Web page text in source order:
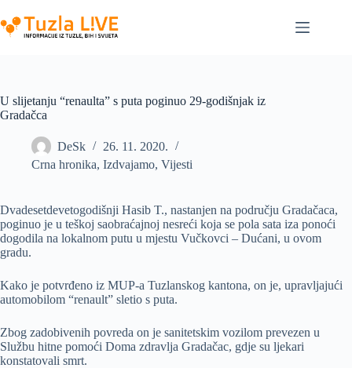
to
content
U slijetanju “renaulta” s puta poginuo 29-godišnjak iz
Gradačca
DeSk
26. 11. 2020.
Crna hronika, Izdvajamo, Vijesti
Dvadesetdevetogodišnji Hasib T., nastanjen na području Gradačaca,
poginuo je u teškoj saobraćajnoj nesreći koja se pola sata iza ponoći
dogodila na lokalnom putu u mjestu Vučkovci – Dućani, u ovom
gradu.
Kako je potvrđeno iz MUP-a Tuzlanskog kantona, on je, upravljajući
automobilom “renault” sletio s puta.
Zbog zadobivenih povreda on je sanitetskim vozilom prevezen u
Službu hitne pomoći Doma zdravlja Gradačac, gdje su ljekari
konstatovali smrt.